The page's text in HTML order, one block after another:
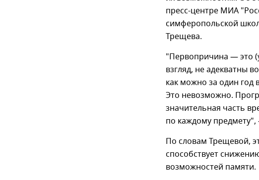
пресс-центре МИА
симферопольской
Трещева.
"Первопричина — это
взгляд, не адекватны
как можно за один год
Это невозможно.
значительная часть
по каждому
По словам Трещевой,
способствует
возможностей памяти.